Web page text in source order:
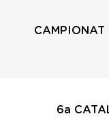
CAMPIONAT
6a